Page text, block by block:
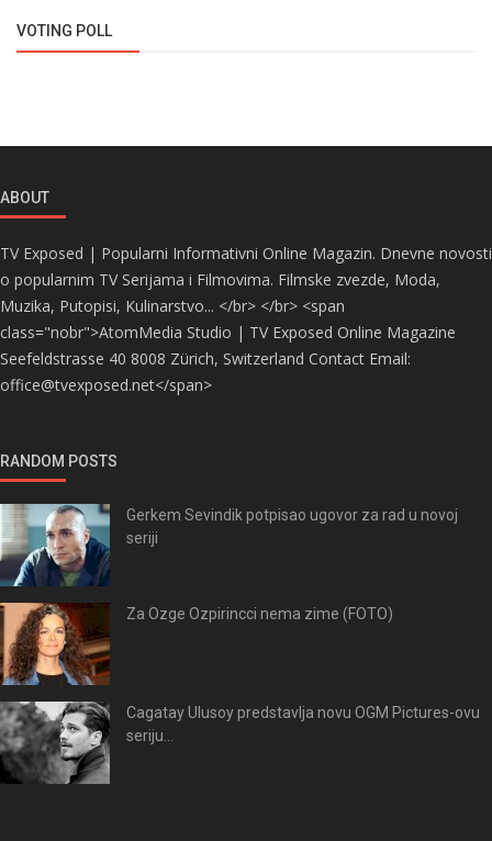
VOTING POLL
ABOUT
TV Exposed | Popularni Informativni Online Magazin. Dnevne novosti
o popularnim TV Serijama i Filmovima. Filmske zvezde, Moda,
Muzika, Putopisi, Kulinarstvo... </br> </br> <span
class="nobr">AtomMedia Studio | TV Exposed Online Magazine
Seefeldstrasse 40 8008 Zürich, Switzerland Contact Email:
office@tvexposed.net</span>
RANDOM POSTS
Gerkem Sevindik potpisao ugovor za rad u novoj
seriji
Za Ozge Ozpirincci nema zime (FOTO)
Cagatay Ulusoy predstavlja novu OGM Pictures-ovu
seriju...